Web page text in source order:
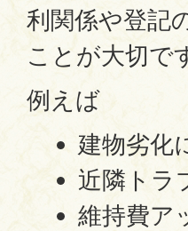
利関係や登記
ことが大切で
例えば
建物劣化
近隣トラ
維持費ア